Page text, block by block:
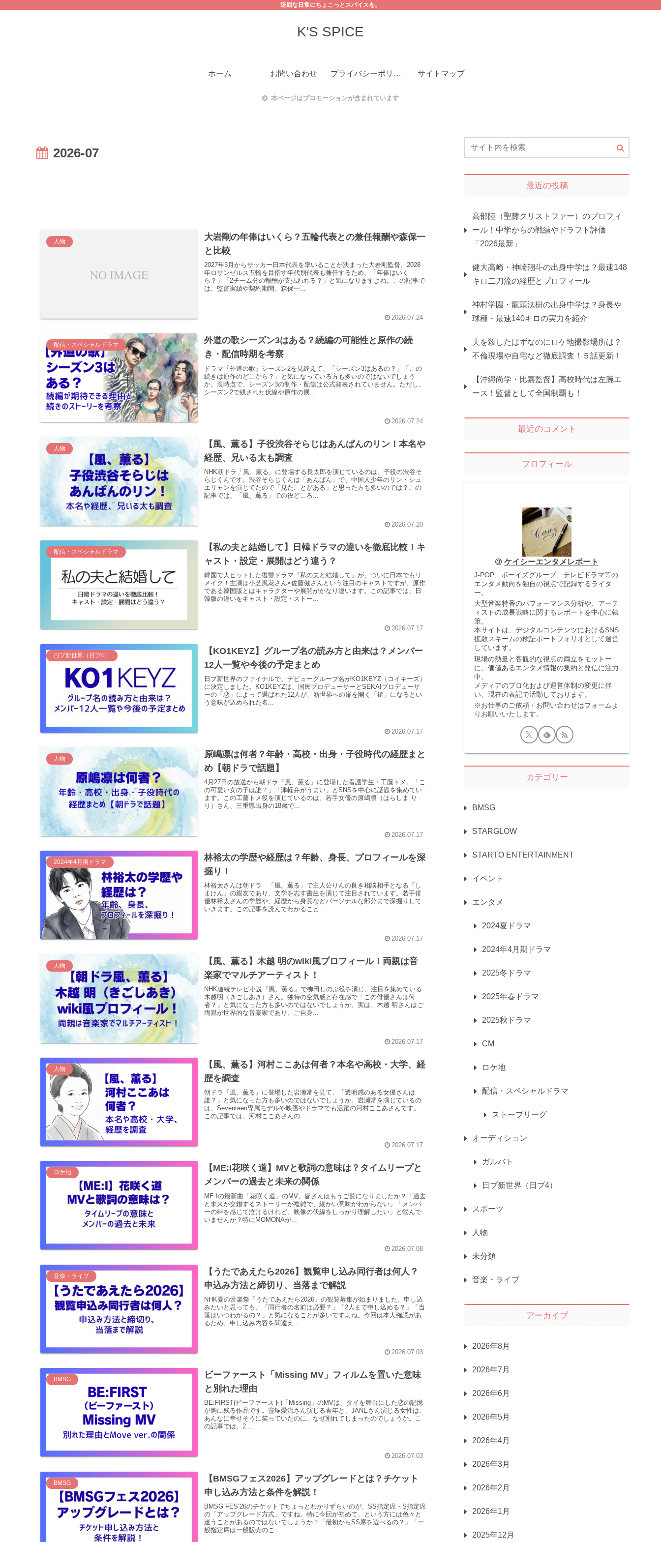
退屈な日常にちょこっとスパイスを。
K'S SPICE
ホーム お問い合わせ プライバシーポリシー サイトマップ
本ページはプロモーションが含まれています
2026-07
人物
大岩剛の年俸はいくら？五輪代表との兼任報酬や森保一
と比較
2027年3月からサッカー日本代表を率いることが決まった大岩剛監督。2028
年ロサンゼルス五輪を目指す年代別代表も兼任するため、「年俸はいく
ら？」「2チーム分の報酬が支払われる？」と気になりますよね。この記事で
は、監督実績や契約期間、森保一...
2026.07.24
配信・スペシャルドラマ
外道の歌シーズン3はある？続編の可能性と原作の続
き・配信時期を考察
ドラマ『外道の歌』シーズン2を見終えて、「シーズン3はあるの？」「この
続きは原作のどこから？」と気になっている方も多いのではないでしょう
か。現時点で、シーズン3の制作・配信は公式発表されていません。ただし、
シーズン2で残された伏線や原作の展...
2026.07.24
人物
【風、薫る】子役渋谷そらじはあんぱんのリン！本名や
経歴、兄いる太も調査
NHK朝ドラ「風、薫る」に登場する長太郎を演じているのは、子役の渋谷そ
らじくんです。渋谷そらじくんは「あんぱん」で、中国人少年のリン・シュ
エリャンを演じてたので「見たことがある」と思った方も多いのでは？この
記事では、「風、薫る」での役どころ...
2026.07.20
配信・スペシャルドラマ
【私の夫と結婚して】日韓ドラマの違いを徹底比較！キ
ャスト・設定・展開はどう違う？
韓国で大ヒットした復讐ドラマ『私の夫と結婚して』が、ついに日本でもリ
メイク！主演は小芝風花さん×佐藤健さんという注目のキャストですが、原作
である韓国版とはキャラクターや展開がかなり違います。この記事では、日
韓版の違いをキャスト・設定・ストー...
2026.07.17
日プ新世界（日プ4）
【KO1KEYZ】グループ名の読み方と由来は？メンバー
12人一覧や今後の予定まとめ
日プ新世界のファイナルで、デビューグループ名がKO1KEYZ（コイキーズ）
に決定しました。KO1KEYZは、国民プロデューサーとSEKAIプロデューサ
ーの「恋」によって選ばれた12人が、新世界への扉を開く「鍵」になるとい
う意味が込められた名...
2026.07.17
人物
原嶋凛は何者？年齢・高校・出身・子役時代の経歴まと
め【朝ドラで話題】
4月27日の放送から朝ドラ『風、薫る』に登場した看護学生・工藤トメ。「こ
の可愛い女の子は誰？」「津軽弁がうまい」とSNSを中心に話題を集めてい
ます。この工藤トメ役を演じているのは、若手女優の原嶋凛（はらしま り
り）さん、三重県出身の18歳で...
2026.07.17
2024年4月期ドラマ
林裕太の学歴や経歴は？年齢、身長、プロフィールを深
掘り！
林裕太さんは朝ドラ 「風、薫る」で主人公りんの良き相談相手となる「し
まけん」の親友であり、文学を志す書生を演じて注目されています。若手俳
優林裕太さんの学歴や、経歴から身長などパーソナルな部分まで深掘りして
いきます。この記事を読んでわかること...
2026.07.17
人物
【風、薫る】木越 明のwiki風プロフィール！両親は音
楽家でマルチアーティスト！
NHK連続テレビ小説『風、薫る』で柳田しのぶ役を演じ、注目を集めている
木越明（きごしあき）さん。独特の空気感と存在感で「この俳優さんは何
者？」と気になった方も多いのではないでしょうか。実は、木越 明さんはご
両親が世界的な音楽家であり、ご自身...
2026.07.17
人物
【風、薫る】河村ここあは何者？本名や高校・大学、経
歴を調査
朝ドラ『風、薫る』に登場した岩瀬常を見て、「透明感のある女優さんは
誰？」と気になった方も多いのではないでしょうか。岩瀬常を演じているの
は、Seventeen専属モデルや映画やドラマでも活躍の河村ここあさんです。
この記事では、河村ここあさんの...
2026.07.17
ロケ地
【ME:I花咲く道】MVと歌詞の意味は？タイムリープと
メンバーの過去と未来の関係
ME:Iの最新曲「花咲く道」のMV、皆さんはもうご覧になりましたか？「過去
と未来が交錯するストーリーが複雑で、細かい意味がわからない」「メンバ
ーの絆を感じて泣けるけれど、映像の伏線をしっかり理解したい」と悩んで
いませんか？特にMOMONAが...
2026.07.08
音楽・ライブ
【うたであえたら2026】観覧申し込み同行者は何人？
申込み方法と締切り、当落まで解説
NHK夏の音楽祭「うたであえたら2026」の観覧募集が始まりました。申し込
みたいと思っても、「同行者の名前は必要？」「2人まで申し込める？」「当
落はいつわかるの？」と気になることが多いですよね。今回は本人確認があ
るため、申し込み内容を間違え...
2026.07.03
BMSG
ビーファースト「Missing MV」フィルムを置いた意味
と別れた理由
BE:FIRST(ビーファースト)「Missing」のMVは、タイを舞台にした恋の記憶
が胸に残る作品です。窪塚愛流さん演じる青年と、JANEさん演じる女性は、
あんなに幸せそうに笑っていたのに、なぜ別れてしまったのでしょうか。こ
の記事では、2...
2026.07.03
BMSG
【BMSGフェス2026】アップグレードとは？チケット
申し込み方法と条件を解説！
BMSG FES’26のチケットでちょっとわかりずらいのが、SS指定席・S指定席
の「アップグレード方式」ですね。特に今回が初めて、という方には色々と
迷うことがあるのではないでしょうか？「最初からSS席を選べるの？」「一
般指定席は一般販売のこ...
最近の投稿
高部陸（聖隷クリストファー）のプロフィ
ール！中学からの戦績やドラフト評価
「2026最新」
健大高崎・神崎翔斗の出身中学は？最速148
キロ二刀流の経歴とプロフィール
神村学園・龍頭汰樹の出身中学は？身長や
球種・最速140キロの実力を紹介
夫を殺したはずなのにロケ地撮影場所は？
不倫現場や自宅など徹底調査！５話更新！
【沖縄尚学・比嘉監督】高校時代は左腕エ
ース！監督として全国制覇も！
最近のコメント
プロフィール
ケイシーエンタメレポート
J-POP、ボーイズグループ、テレビドラマ等の
エンタメ動向を独自の視点で記録するライタ
ー。
大型音楽特番のパフォーマンス分析や、アーテ
ィストの成長戦略に関するレポートを中心に執
筆。
本サイトは、デジタルコンテンツにおけるSNS
拡散スキームの検証ポートフォリオとして運営
しています。
現場の熱量と客観的な視点の両立をモットー
に、価値あるエンタメ情報の集約と発信に注力
中。
メディアのプロ化および運営体制の変更に伴
い、現在の表記で活動しております。
※お仕事のご依頼・お問い合わせはフォームよ
りお願いいたします。
カテゴリー
BMSG
STARGLOW
STARTO ENTERTAINMENT
イベント
エンタメ
2024夏ドラマ
2024年4月期ドラマ
2025冬ドラマ
2025年春ドラマ
2025秋ドラマ
CM
ロケ地
配信・スペシャルドラマ
ストーブリーグ
オーディション
ガルバト
日プ新世界（日プ4）
スポーツ
人物
未分類
音楽・ライブ
アーカイブ
2026年8月
2026年7月
2026年6月
2026年5月
2026年4月
2026年3月
2026年2月
2026年1月
2025年12月